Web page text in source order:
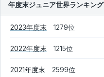
年度末ジュニア世界ランキング
2023年度末 1279位
2022年度末 1215位
2021年度末 2599位